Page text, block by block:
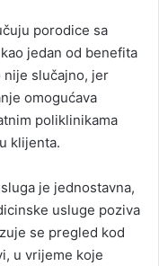
porodice sa
jedan od benefita
nije slučajno, jer
omogućava
poliklinikama
klijenta.
je jednostavna,
usluge poziva
se pregled kod
u vrijeme koje